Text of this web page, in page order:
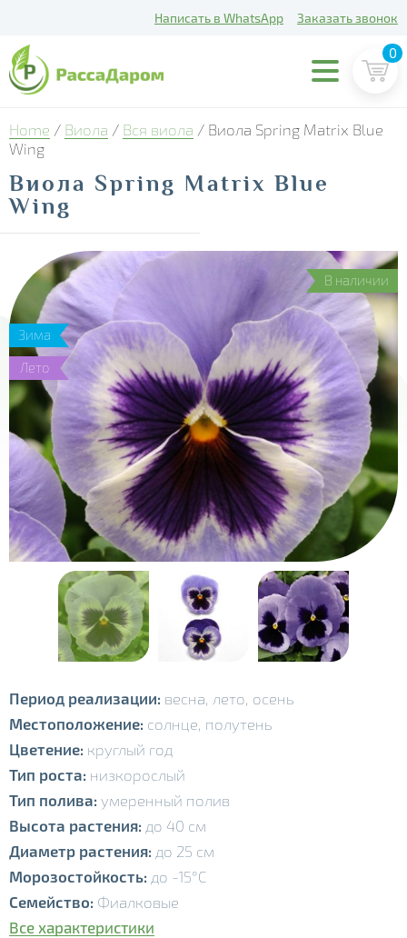
Написать в WhatsApp Заказать звонок
0
Home / Виола / Вся виола / Виола Spring Matrix Blue
Wing
Виола Spring Matrix Blue
Wing
В наличии
Зима
Лето
Период реализации: весна, лето, осень
Местоположение: солнце, полутень
Цветение: круглый год
Тип роста: низкорослый
Тип полива: умеренный полив
Высота растения: до 40 см
Диаметр растения: до 25 см
Морозостойкость: до -15°С
Семейство: Фиалковые
Все характеристики